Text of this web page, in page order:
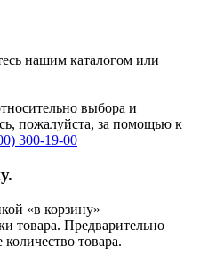
нашим каталогом или
выбора и
пожалуйста, за помощью к
300-19-00
«в корзину»
товара. Предварительно
товара.